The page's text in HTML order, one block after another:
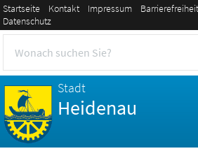
Startseite Kontakt Impressum
Datenschutz
Stadt
Heidenau